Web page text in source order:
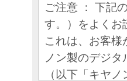
ご注意 ： 下記
す。）をよくお
これは、お客様
ノン製のデジ
（以下「キヤ